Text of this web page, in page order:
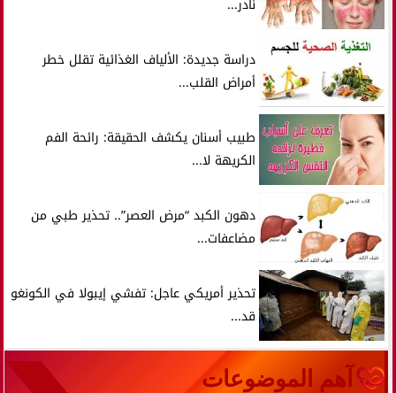
دراسة جديدة: الألياف الغذائية تقلل خطر
أمراض القلب...
طبيب أسنان يكشف الحقيقة: رائحة الفم
الكريهة لا...
دهون الكبد “مرض العصر”.. تحذير طبي من
مضاعفات...
تحذير أمريكي عاجل: تفشي إيبولا في الكونغو
قد...
آهم الموضوعات